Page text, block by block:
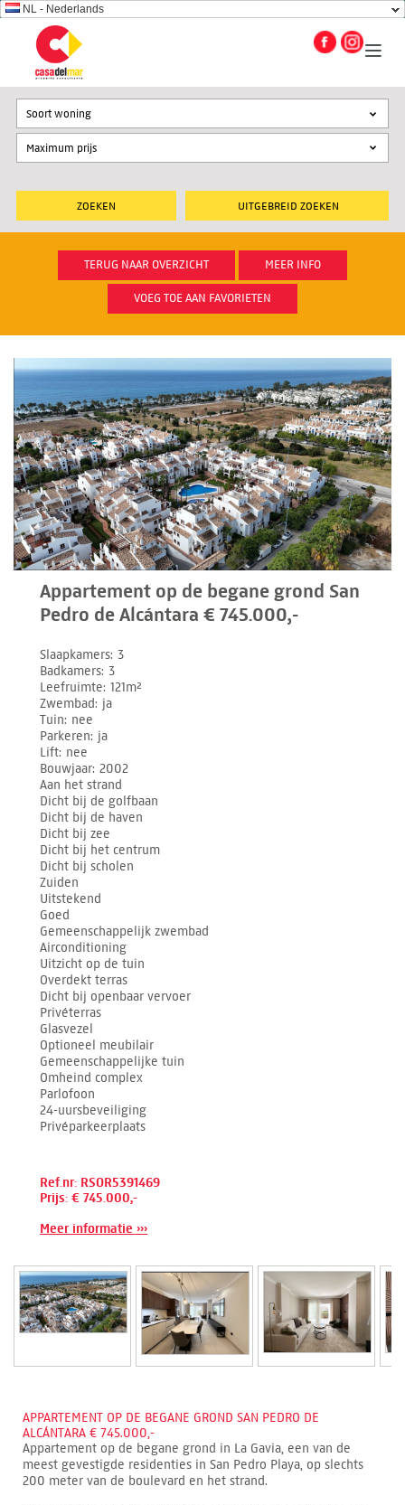
NL - Nederlands
UITGEBREID ZOEKEN
Soort woning
TERUG NAAR OVERZICHT MEER INFO
VOEG TOE AAN FAVORIETEN
Appartement op de begane grond San
Pedro de Alcántara € 745.000,-
Slaapkamers 3
Badkamers 3
Leefruimte 121m²
Zwembad ja
Tuin nee
Parkeren ja
Lift nee
Bouwjaar 2002
Aan het strand
Dicht bij de golfbaan
Dicht bij de haven
Dicht bij zee
Dicht bij het centrum
Dicht bij scholen
Zuiden
Uitstekend
Goed
Gemeenschappelijk zwembad
Airconditioning
Uitzicht op de tuin
Overdekt terras
Dicht bij openbaar vervoer
Privéterras
Glasvezel
Optioneel meubilair
Gemeenschappelijke tuin
Omheind complex
Parlofoon
24-uursbeveiliging
Privéparkeerplaats
Ref.nr: RSOR5391469
Prijs: € 745.000,-
Meer informatie ›››
APPARTEMENT OP DE BEGANE GROND SAN PEDRO DE
ALCÁNTARA € 745.000,-
Appartement op de begane grond in La Gavia, een van de
meest gevestigde residenties in San Pedro Playa, op slechts
200 meter van de boulevard en het strand.